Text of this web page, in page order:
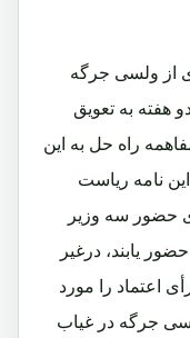
از ولسی جرگه
هفته به تعویق
راه حل به این
نامه ریاست
حضور سه وزیر
یابند، درغیر
اعتماد را مورد
جرگه در غیاب